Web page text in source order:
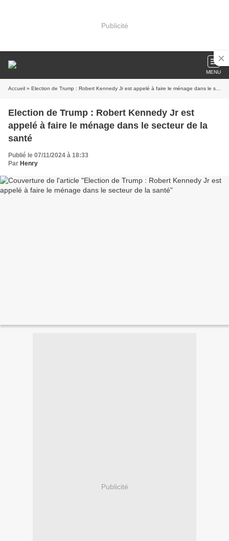
Publicité
MENU
Accueil » Election de Trump : Robert Kennedy Jr est appelé à faire le ménage dans le secteur de la santé
Election de Trump : Robert Kennedy Jr est
appelé à faire le ménage dans le secteur de la
santé
Publié le 07/11/2024 à 18:33
Par Henry
Publicité